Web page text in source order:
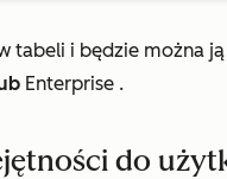
tabeli i będzie można
Enterprise .
do